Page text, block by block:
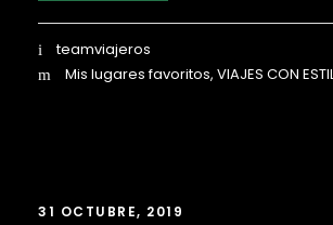
teamviajeros
Mis lugares favoritos, VIAJES CON
31 OCTUBRE, 2019